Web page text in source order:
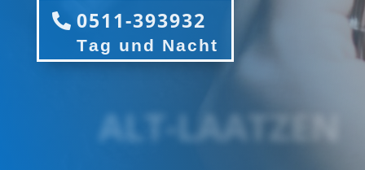
0511-393932
ALT-LAATZEN